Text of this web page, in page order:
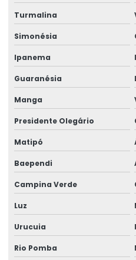
Rótulos Metalizados Para
Rótulos Para Alimentos
Rótulos Para Congelados
Rótulos Para Controle De
Rótulos Para Embalagens De
Rótulos Para Etiquetagem De
Rótulos Para Garrafas De
Rótulos Para Indústria
Rótulos Para Varejo
Turmalina
Simonésia
Ipanema
Guaranésia
Manga
Presidente Olegário
Matipó
Baependi
Campina Verde
Luz
Urucuia
Rio Pomba